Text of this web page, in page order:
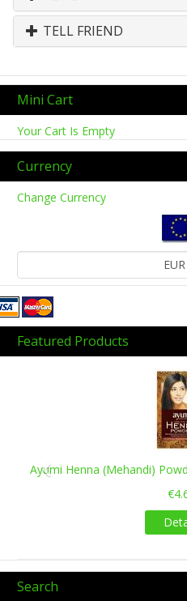
TELL FRIEND
Mini Cart
Your Cart Is Empty
Currency
Change Currency
EUR
Featured Products
Ayumi Henna (Mehandi)
Search